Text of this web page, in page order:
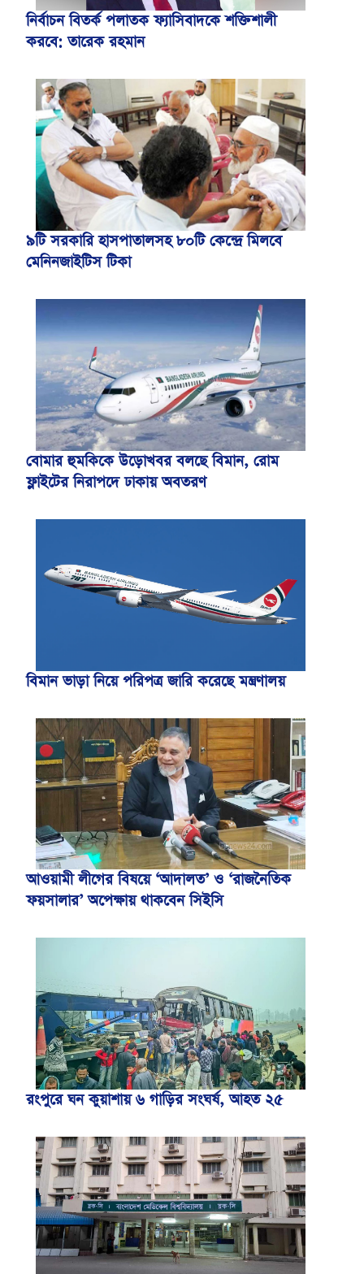
নির্বাচন বিতর্ক পলাতক ফ্যাসিবাদকে শক্তিশালী
করবে: তারেক রহমান
৯টি সরকারি হাসপাতালসহ ৮০টি কেন্দ্রে মিলবে
মেনিনজাইটিস টিকা
বোমার হুমকিকে উড়োখবর বলছে বিমান, রোম
ফ্লাইটের নিরাপদে ঢাকায় অবতরণ
বিমান ভাড়া নিয়ে পরিপত্র জারি করেছে মন্ত্রণালয়
আওয়ামী লীগের বিষয়ে ‘আদালত’ ও ‘রাজনৈতিক
ফয়সালার’ অপেক্ষায় থাকবেন সিইসি
রংপুরে ঘন কুয়াশায় ৬ গাড়ির সংঘর্ষ, আহত ২৫